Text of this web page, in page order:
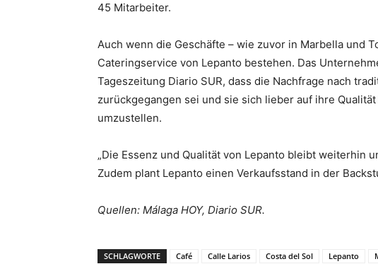
45 Mitarbeiter.
Auch wenn die Geschäfte – wie zuvor in Marbella und
Cateringservice von Lepanto bestehen. Das
Tageszeitung Diario SUR, dass die Nachfrage nach
zurückgegangen sei und sie sich lieber auf ihre
umzustellen.
„Die Essenz und Qualität von Lepanto bleibt weiterhin
Zudem plant Lepanto einen Verkaufsstand in der
Quellen: Málaga HOY, Diario SUR.
SCHLAGWORTE Café Calle Larios Costa del Sol Lepanto